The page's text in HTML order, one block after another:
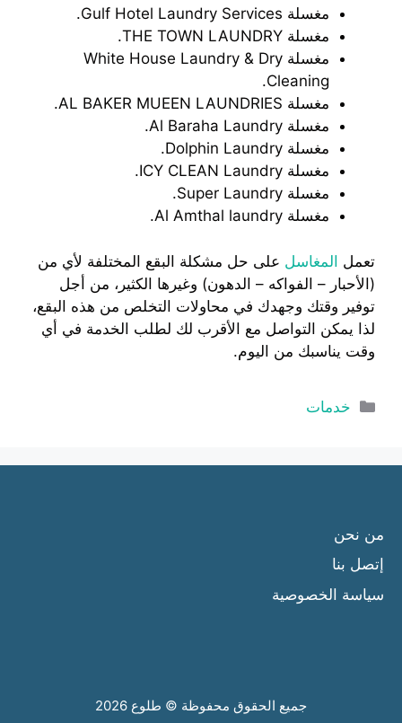
مغسلة Gulf Hotel Laundry Services.
مغسلة THE TOWN LAUNDRY.
مغسلة White House Laundry & Dry
Cleaning.
مغسلة AL BAKER MUEEN LAUNDRIES.
مغسلة Al Baraha Laundry.
مغسلة Dolphin Laundry.
مغسلة ICY CLEAN Laundry.
مغسلة Super Laundry.
مغسلة Al Amthal laundry.
تعمل المغاسل على حل مشكلة البقع المختلفة لأي من
(الأحبار – الفواكه – الدهون) وغيرها الكثير، من أجل
توفير وقتك وجهدك في محاولات التخلص من هذه البقع،
لذا يمكن التواصل مع الأقرب لك لطلب الخدمة في أي
وقت يناسبك من اليوم.
التصنيفات
خدمات
من نحن
إتصل بنا
سياسة الخصوصية
جميع الحقوق محفوظة © طلوع 2026